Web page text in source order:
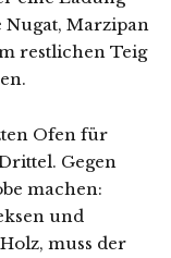
Nugat, Marzipan
restlichen Teig
Ofen für
Gegen
machen:
und
muss der